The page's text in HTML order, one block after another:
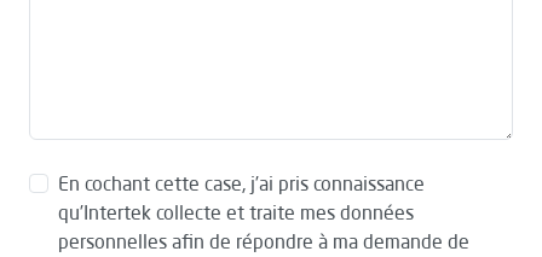
En cochant cette case, j’ai pris connaissance
qu’Intertek collecte et traite mes données
personnelles afin de répondre à ma demande de